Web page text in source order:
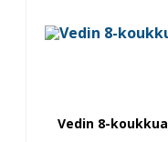
Vedin 8-koukkua